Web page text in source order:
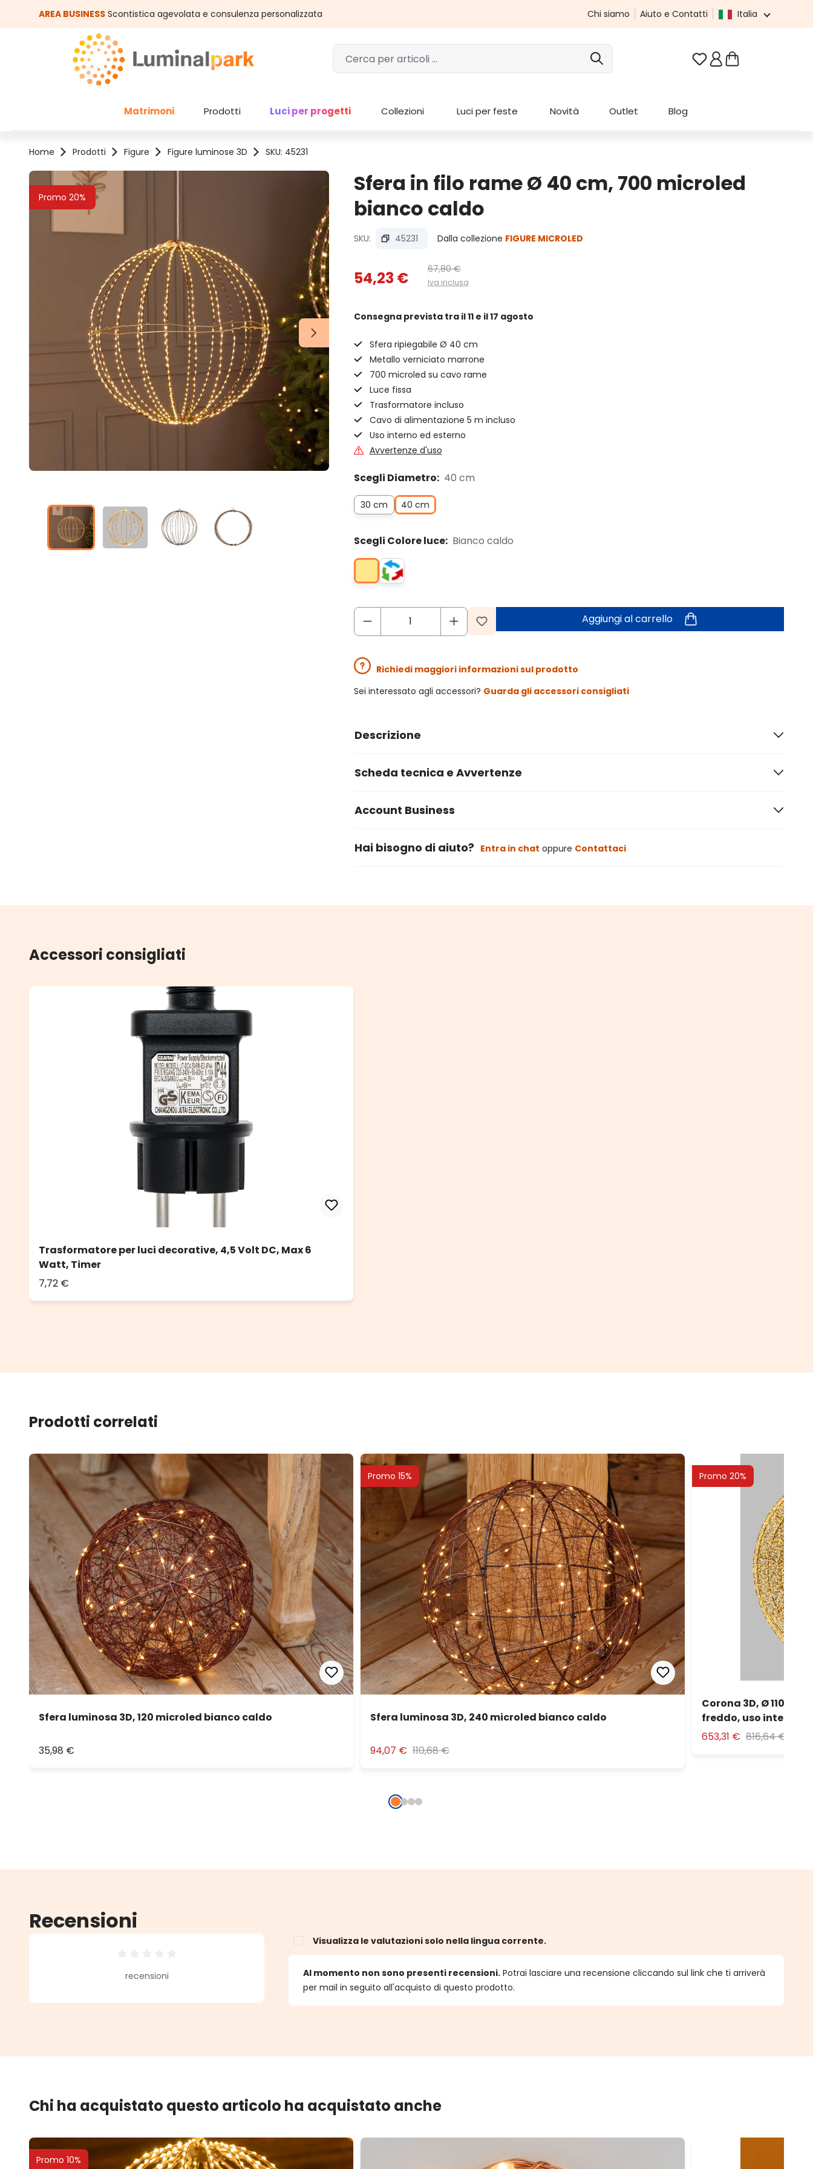
al contenuto principale
Salta alla ricerca
AREA BUSINESS Scontistica agevolata e consulenza personalizzata Chi siamo Aiuto e Contatti Italia
Hai 0 articoli nella
Matrimoni Prodotti Luci per progetti Collezioni Luci per feste Novità Outlet Blog
Home Prodotti Figure Figure luminose 3D SKU: 45231
Promo 20%
Salta la galleria di immagini
Sfera in filo rame Ø 40 cm, 700 microled
bianco caldo
SKU: 45231 Dalla collezione FIGURE MICROLED
54,23 € 67,80 €
Iva inclusa
Consegna prevista tra il 11 e il 17 agosto
Sfera ripiegabile Ø 40 cm
Metallo verniciato marrone
700 microled su cavo rame
Luce fissa
Trasformatore incluso
Cavo di alimentazione 5 m incluso
Uso interno ed esterno
Avvertenze d'uso
Scegli Diametro: 40 cm
30 cm 40 cm
Scegli Colore luce: Bianco caldo
Aggiungi al carrello
Richiedi maggiori informazioni sul prodotto
Sei interessato agli accessori? Guarda gli accessori consigliati
Descrizione
Scheda tecnica e Avvertenze
Account Business
Hai bisogno di aiuto? Entra in chat oppure Contattaci
Accessori consigliati
Trasformatore per luci decorative, 4,5 Volt DC, Max 6
Watt, Timer
7,72 €
Prodotti correlati
Sfera luminosa 3D, 120 microled bianco caldo
35,98 €
Promo 15%
Sfera luminosa 3D, 240 microled bianco caldo
94,07 € 110,68 €
Promo 20%
Corona 3D, Ø 110
freddo, uso interno
653,31 € 816,64 €
Recensioni
Valutazione media di 0 su 5 stelle
recensioni
Visualizza le valutazioni solo nella lingua corrente.
Al momento non sono presenti recensioni. Potrai lasciare una recensione cliccando sul link che ti arriverà
per mail in seguito all'acquisto di questo prodotto.
Chi ha acquistato questo articolo ha acquistato anche
Promo 10%